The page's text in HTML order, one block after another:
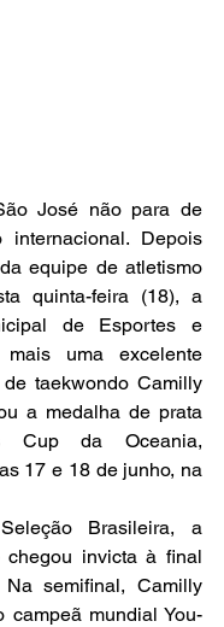
José não para de
Depois
equipe de atletismo
quinta-feira (18), a
de Esportes e
mais uma excelente
taekwondo Camilly
a medalha de prata
Cup da Oceania,
17 e 18 de junho, na
Brasileira, a
chegou invicta à final
Na semifinal, Camilly
campeã mundial You-